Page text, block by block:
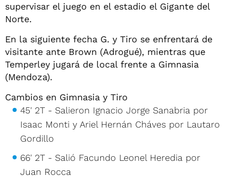
supervisar el juego en el estadio el Gigante del
Norte.
En la siguiente fecha G. y Tiro se enfrentará de
visitante ante Brown (Adrogué), mientras que
Temperley jugará de local frente a Gimnasia
(Mendoza).
Cambios en Gimnasia y Tiro
45' 2T - Salieron Ignacio Jorge Sanabria por
Isaac Monti y Ariel Hernán Cháves por Lautaro
Gordillo
66' 2T - Salió Facundo Leonel Heredia por
Juan Rocca